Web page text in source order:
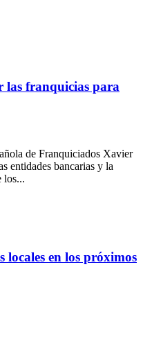
las franquicias para
de Franquiciados Xavier
entidades bancarias y la
los...
locales en los próximos